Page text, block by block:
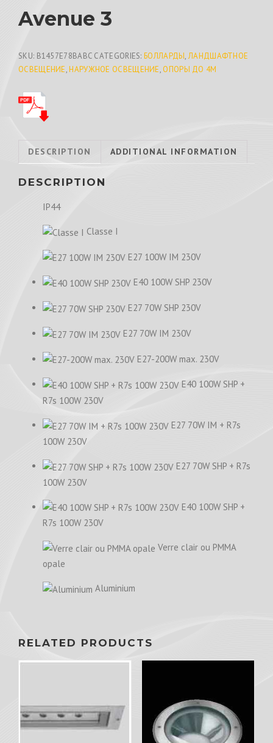
Avenue 3
SKU: B1457E78BABC CATEGORIES:БОЛЛАРДЫ,ЛАНДШАФТНОЕ
ОСВЕЩЕНИЕ,НАРУЖНОЕ ОСВЕЩЕНИЕ, ОПОРЫ ДО 4М
DESCRIPTION ADDITIONAL INFORMATION
DESCRIPTION
IP44
Classe I
E27 100W IM 230V
E40 100W SHP 230V
E27 70W SHP 230V
E27 70W IM 230V
E27-200W max. 230V
E40 100W SHP +
R7s 100W 230V
E27 70W IM + R7s
100W 230V
E27 70W SHP + R7s
100W 230V
E40 100W SHP +
R7s 100W 230V
Verre clair ou PMMA
opale
Aluminium
RELATED PRODUCTS